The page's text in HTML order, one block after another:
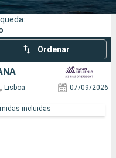
Ordenar
Lisboa 07/09/2026
incluidas